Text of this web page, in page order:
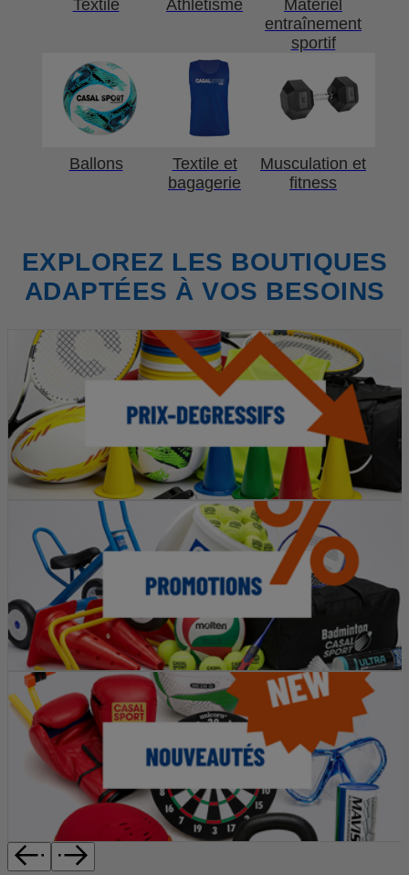
Textile Athlétisme
Matériel
entraînement
sportif
Ballons
Textile et
bagagerie
Musculation et
fitness
EXPLOREZ LES BOUTIQUES
ADAPTÉES À VOS BESOINS